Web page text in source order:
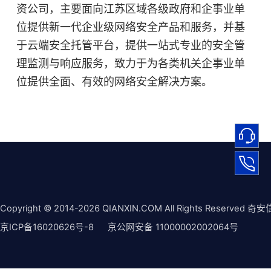
资公司，主要面向江苏区域各级政府和企事业单
位提供新一代企业级网络安全产品和服务，并基
于云端安全托管平台，提供一站式专业的安全管
理监测与响应服务，致力于为各类机关企事业单
位提供全面、有效的网络安全解决方案。
Copyright © 2014-2026 QIANXIN.COM All Rights Reserved 奇安
京ICP备16020626号-8
京公网安备 11000002002064号